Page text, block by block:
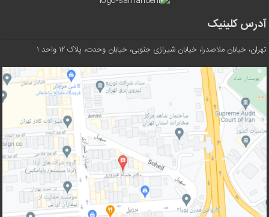
آدرس کلینیک
تهران، خیابان ملاصدرا، خیابان شیرازی جنوبی، خیابان وحدت، پلاک ۱۲ واحد ۱